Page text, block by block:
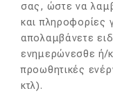
σας, ώστε να
και πληροφορίες
απολαμβάνετε
ενημερώνεσθε ή/
προωθητικές
κτλ).